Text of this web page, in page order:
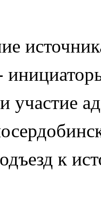
участие
к